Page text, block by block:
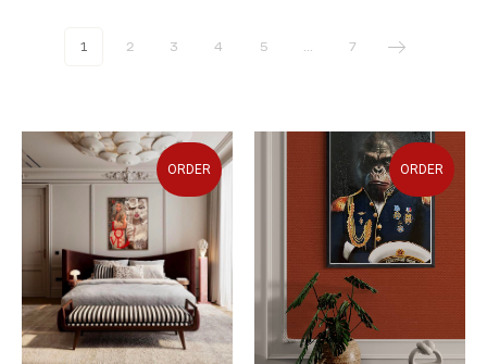
1 2 3 4 5 ... 7
ORDER ORDER